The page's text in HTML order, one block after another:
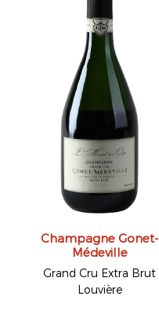
Champagne Gonet-
Médeville
Grand Cru Extra Brut
Louvière